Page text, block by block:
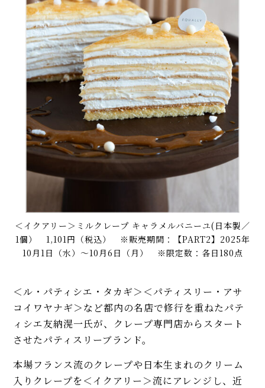
＜イクアリー＞ミルクレープ キャラメルバニーユ(日本製／
1個） 1,101円（税込） ※販売期間：【PART2】2025年
10月1日（水）〜10月6日（月） ※限定数：各日180点
＜ル・パティシエ・タカギ＞＜パティスリー・アサ
コイワヤナギ＞など都内の名店で修行を重ねたパテ
ィシエ友納滉一氏が、クレープ専門店からスタート
させたパティスリーブランド。
本場フランス流のクレープや日本生まれのクリーム
入りクレープを＜イクアリー＞流にアレンジし、近